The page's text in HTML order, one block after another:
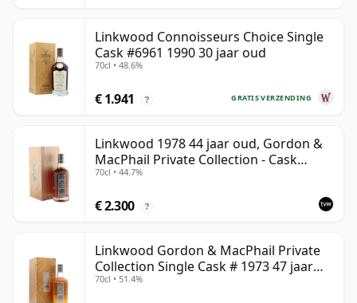
Linkwood Connoisseurs Choice Single
Cask #6961 1990 30 jaar oud
70cl • 48.6%
GRATIS VERZENDING
€ 1.941 ?
Linkwood 1978 44 jaar oud, Gordon &
MacPhail Private Collection - Cask
10690
70cl • 44.7%
€ 2.300 ?
Linkwood Gordon & MacPhail Private
Collection Single Cask # 1973 47 jaar
oud
70cl • 51.4%